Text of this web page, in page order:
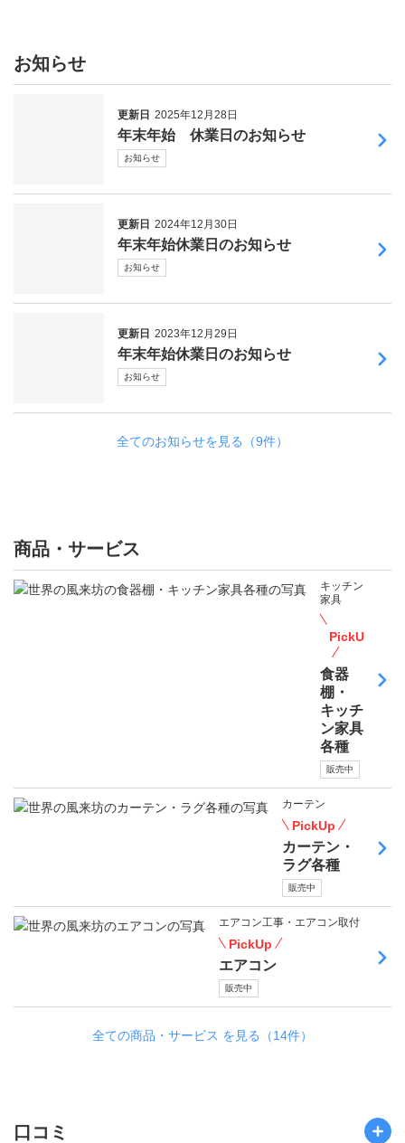
お知らせ
更新日 2025年12月28日
年末年始 休業日のお知らせ
お知らせ
更新日 2024年12月30日
年末年始休業日のお知らせ
お知らせ
更新日 2023年12月29日
年末年始休業日のお知らせ
お知らせ
全てのお知らせを見る（9件）
商品・サービス
キッチン
家具
PickUp
食器
棚・
キッチ
ン家具
各種
販売中
カーテン
PickUp
カーテン・
ラグ各種
販売中
エアコン工事・エアコン取付
PickUp
エアコン
販売中
全ての商品・サービス を見る（14件）
口コミ